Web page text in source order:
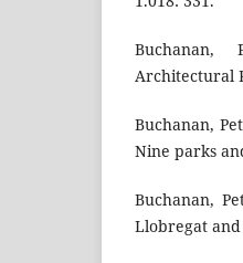
Buchanan,
Architectural
Buchanan,
Nine parks
Buchanan,
Llobregat